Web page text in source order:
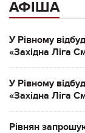
АФІША
У Рівному
«Західна Ліга
У Рівному
«Західна Ліга
Рівнян